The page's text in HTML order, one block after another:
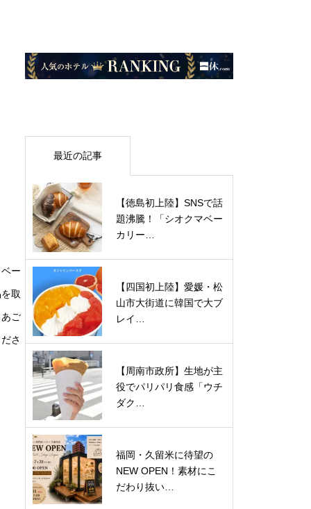
ー
取
ご
さ
最近の記事
【徳島初上陸】SNSで話
題沸騰！「シオクマベー
カリー…
【四国初上陸】愛媛・松
山市大街道に韓国で大ブ
レイ…
【周南市政所】生地が主
役でパリパリ食感「ウチ
ダク…
福岡・久留米に待望の
NEW OPEN！素材にこ
だわり抜い…